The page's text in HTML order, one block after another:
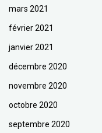
mars 2021
février 2021
janvier 2021
décembre 2020
novembre 2020
octobre 2020
septembre 2020